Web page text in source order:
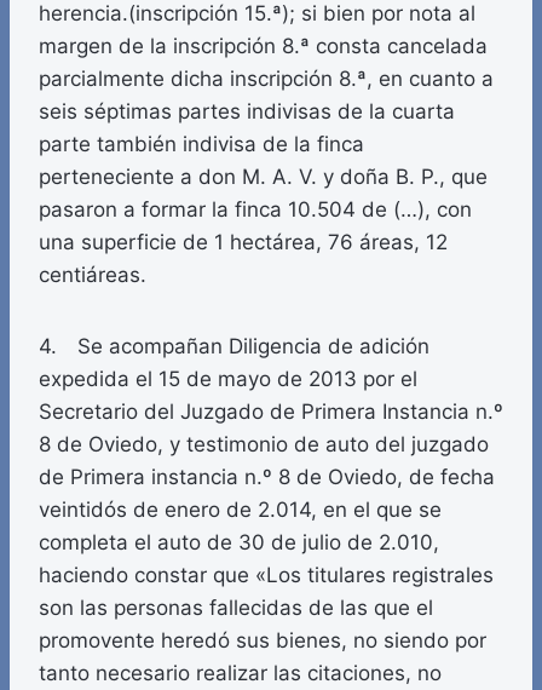
herencia.(inscripción 15.ª); si bien por nota al
margen de la inscripción 8.ª consta cancelada
parcialmente dicha inscripción 8.ª, en cuanto a
seis séptimas partes indivisas de la cuarta
parte también indivisa de la finca
perteneciente a don M. A. V. y doña B. P., que
pasaron a formar la finca 10.504 de (…), con
una superficie de 1 hectárea, 76 áreas, 12
centiáreas.
4. Se acompañan Diligencia de adición
expedida el 15 de mayo de 2013 por el
Secretario del Juzgado de Primera Instancia n.º
8 de Oviedo, y testimonio de auto del juzgado
de Primera instancia n.º 8 de Oviedo, de fecha
veintidós de enero de 2.014, en el que se
completa el auto de 30 de julio de 2.010,
haciendo constar que «Los titulares registrales
son las personas fallecidas de las que el
promovente heredó sus bienes, no siendo por
tanto necesario realizar las citaciones, no